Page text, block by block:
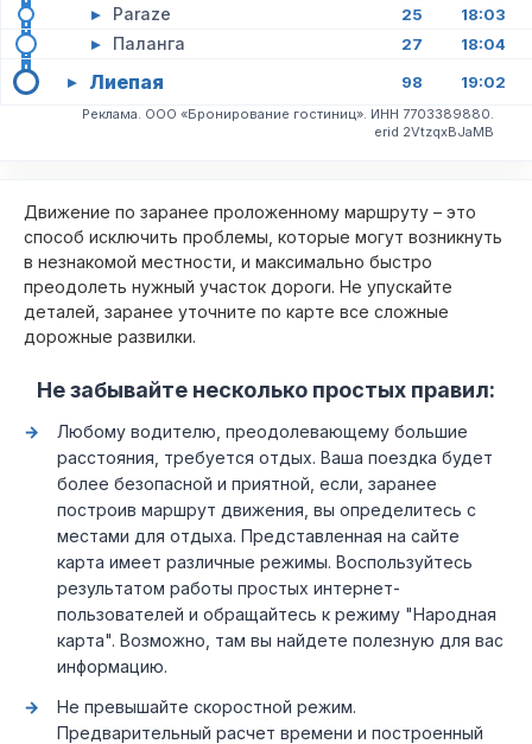
▸ Paraze 25 18:03
▸ Паланга 27 18:04
▸ Лиепая 98 19:02
Реклама. ООО «Бронирование гостиниц». ИНН 7703389880.
erid 2VtzqxBJaMB
Движение по заранее проложенному маршруту – это
способ исключить проблемы, которые могут возникнуть
в незнакомой местности, и максимально быстро
преодолеть нужный участок дороги. Не упускайте
деталей, заранее уточните по карте все сложные
дорожные развилки.
Не забывайте несколько простых правил:
Любому водителю, преодолевающему большие
расстояния, требуется отдых. Ваша поездка будет
более безопасной и приятной, если, заранее
построив маршрут движения, вы определитесь с
местами для отдыха. Представленная на сайте
карта имеет различные режимы. Воспользуйтесь
результатом работы простых интернет-
пользователей и обращайтесь к режиму "Народная
карта". Возможно, там вы найдете полезную для вас
информацию.
Не превышайте скоростной режим.
Предварительный расчет времени и построенный